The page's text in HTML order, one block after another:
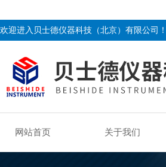
欢迎进入贝士德仪器科技（北京）有限公司！
网站首页 关于我们